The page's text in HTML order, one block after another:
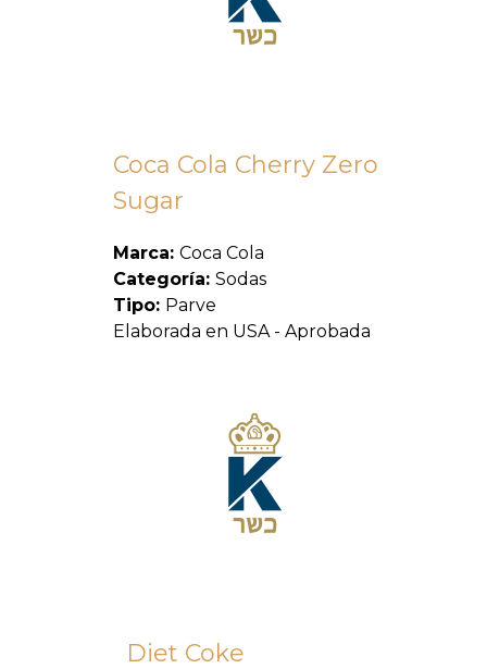
Coca Cola Cherry Zero
Sugar
Marca: Coca Cola
Categoría: Sodas
Tipo: Parve
Elaborada en USA - Aprobada
Diet Coke